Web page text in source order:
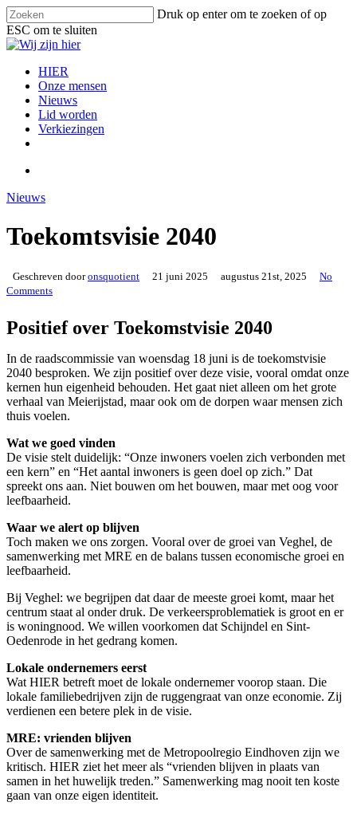
Skip
to
main
content
Druk op enter om te zoeken of op
ESC om te sluiten
Close
search
Menu
HIER
Onze mensen
Nieuws
Lid worden
Verkiezingen
Nieuws
Toekomtsvisie 2040
Geschreven door onsquotient 21 juni 2025 augustus 21st, 2025
No
Comments
Positief over Toekomstvisie 2040
In de raadscommissie van woensdag 18 juni is de toekomstvisie
2040 besproken. We zijn positief over deze visie, vooral omdat onze
kernen hun eigenheid behouden. Het gaat niet alleen om het grote
verhaal van Meierijstad, maar ook om de dorpen waar mensen zich
thuis voelen.
Wat we goed vinden
De visie stelt duidelijk: “Onze inwoners voelen zich verbonden met
een kern” en “Het aantal inwoners is geen doel op zich.” Dat
spreekt ons aan. Niet bouwen om het bouwen, maar met oog voor
leefbaarheid.
Waar we alert op blijven
Toch maken we ons zorgen. Vooral over de groei van Veghel, de
samenwerking met MRE en de balans tussen economische groei en
leefbaarheid.
Bij Veghel: we begrijpen dat daar de meeste groei komt, maar het
centrum staat al onder druk. De verkeersproblematiek is groot en er
is woningnood. We willen voorkomen dat Schijndel en Sint-
Oedenrode in het gedrang komen.
Lokale ondernemers eerst
Wat HIER betreft moet de lokale ondernemer voorop staan. Die
lokale familiebedrijven zijn de ruggengraat van onze economie. Zij
verdienen een betere plek in de visie.
MRE: vrienden blijven
Over de samenwerking met de Metropoolregio Eindhoven zijn we
kritisch. HIER ziet het meer als “vrienden blijven in plaats van
samen in het huwelijk treden.” Samenwerking mag nooit ten koste
gaan van onze eigen identiteit.